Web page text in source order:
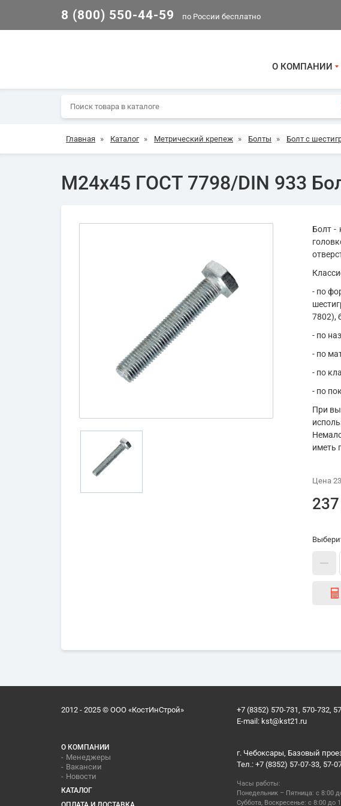
8 (800) 550-44-59 по России бесплатно
О КОМПАНИИ
Главная » Каталог » Метрический крепеж » Болты » Болт с
М24х45 ГОСТ 7798/DIN 933
Болт -
- по
7802),
- по
- по
- по
- по
При
иметь
Цена
2012 - 2025 © ООО «КостИнСтрой»
+7 (8352) 570-731, 570-732,
E-mail: kst@kst21.ru
О КОМПАНИИ
Менеджеры
Вакансии
Новости
КАТАЛОГ
г. Чебоксары, Базовый
Тел.: +7 (8352) 57-07-33, 57-
Часы работы:
Понедельник – Пятница: с 8:00
Суббота, Воскресенье: с 8:00 до